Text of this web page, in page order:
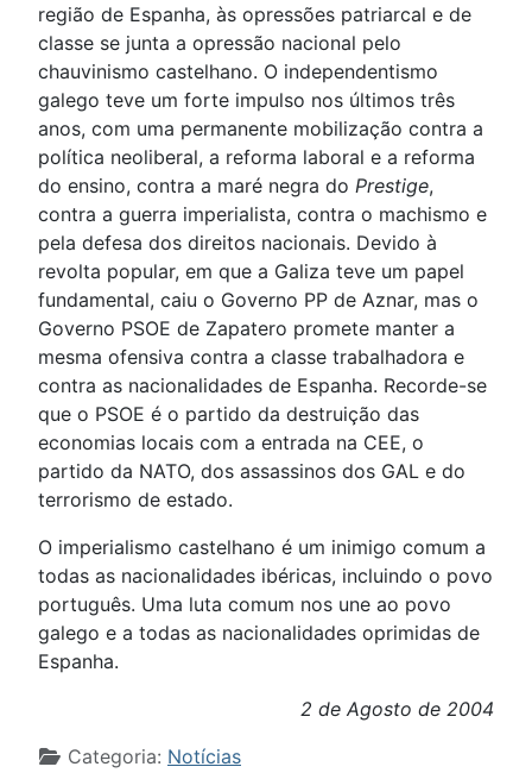
região de Espanha, às opressões patriarcal e de
classe se junta a opressão nacional pelo
chauvinismo castelhano. O independentismo
galego teve um forte impulso nos últimos três
anos, com uma permanente mobilização contra a
política neoliberal, a reforma laboral e a reforma
do ensino, contra a maré negra do Prestige,
contra a guerra imperialista, contra o machismo e
pela defesa dos direitos nacionais. Devido à
revolta popular, em que a Galiza teve um papel
fundamental, caiu o Governo PP de Aznar, mas o
Governo PSOE de Zapatero promete manter a
mesma ofensiva contra a classe trabalhadora e
contra as nacionalidades de Espanha. Recorde-se
que o PSOE é o partido da destruição das
economias locais com a entrada na CEE, o
partido da NATO, dos assassinos dos GAL e do
terrorismo de estado.
O imperialismo castelhano é um inimigo comum a
todas as nacionalidades ibéricas, incluindo o povo
português. Uma luta comum nos une ao povo
galego e a todas as nacionalidades oprimidas de
Espanha.
2 de Agosto de 2004
Detalhes
Categoria: Notícias